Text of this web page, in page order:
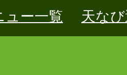
ュー一覧
天な